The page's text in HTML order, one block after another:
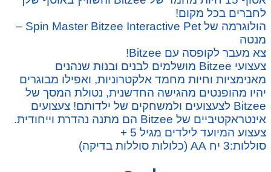
לחברים בכל מקום!
הולוגרמה של Spin Master Bitzee Interactive Pet –
מנטה
צא מעבר לקופסה עם Bitzee!
צעצועי Bitzee מושלמים לבנים ובנות שנהנים
מאנימציות וחיות מחמד אלקטרוניות, ואפילו מבוגרים
יהיו מהופנטים מהגישה החדשנית, נטולת המסך של
Bitzee לצעצועים ולמשחקים של ילדותם! צעצועים
אינטראקטיביים של Bitzee הם מתנה נהדרת וייחודית.
צעצוע המיועד לילדים מגיל 5 +
סוללות:3 יח AA (כלולות סוללות בדיקה)